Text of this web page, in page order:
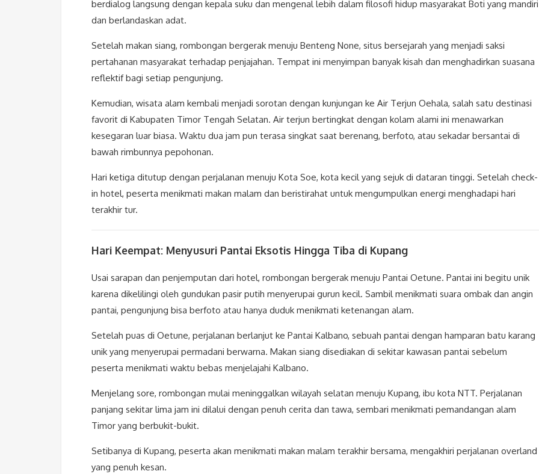
berdialog langsung dengan kepala suku dan mengenal lebih dalam filosofi hidup masyarakat Boti yang mandiri
dan berlandaskan adat.
Setelah makan siang, rombongan bergerak menuju Benteng None, situs bersejarah yang menjadi saksi
pertahanan masyarakat terhadap penjajahan. Tempat ini menyimpan banyak kisah dan menghadirkan suasana
reflektif bagi setiap pengunjung.
Kemudian, wisata alam kembali menjadi sorotan dengan kunjungan ke Air Terjun Oehala, salah satu destinasi
favorit di Kabupaten Timor Tengah Selatan. Air terjun bertingkat dengan kolam alami ini menawarkan
kesegaran luar biasa. Waktu dua jam pun terasa singkat saat berenang, berfoto, atau sekadar bersantai di
bawah rimbunnya pepohonan.
Hari ketiga ditutup dengan perjalanan menuju Kota Soe, kota kecil yang sejuk di dataran tinggi. Setelah check-
in hotel, peserta menikmati makan malam dan beristirahat untuk mengumpulkan energi menghadapi hari
terakhir tur.
Hari Keempat: Menyusuri Pantai Eksotis Hingga Tiba di Kupang
Usai sarapan dan penjemputan dari hotel, rombongan bergerak menuju Pantai Oetune. Pantai ini begitu unik
karena dikelilingi oleh gundukan pasir putih menyerupai gurun kecil. Sambil menikmati suara ombak dan angin
pantai, pengunjung bisa berfoto atau hanya duduk menikmati ketenangan alam.
Setelah puas di Oetune, perjalanan berlanjut ke Pantai Kalbano, sebuah pantai dengan hamparan batu karang
unik yang menyerupai permadani berwarna. Makan siang disediakan di sekitar kawasan pantai sebelum
peserta menikmati waktu bebas menjelajahi Kalbano.
Menjelang sore, rombongan mulai meninggalkan wilayah selatan menuju Kupang, ibu kota NTT. Perjalanan
panjang sekitar lima jam ini dilalui dengan penuh cerita dan tawa, sembari menikmati pemandangan alam
Timor yang berbukit-bukit.
Setibanya di Kupang, peserta akan menikmati makan malam terakhir bersama, mengakhiri perjalanan overland
yang penuh kesan.